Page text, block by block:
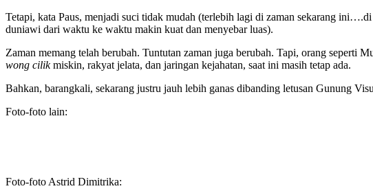
Tetapi, kata Paus, menjadi suci tidak mudah (terlebih lagi di zaman sekarang
duniawi dari waktu ke waktu makin kuat dan menyebar luas).
Zaman memang telah berubah. Tuntutan zaman juga berubah. Tapi, orang seperti
wong cilikmiskin, rakyat jelata, dan jaringan kejahatan, saat ini masih tetap ada.
Bahkan, barangkali, sekarang justru jauh lebih ganas dibanding letusan Gunung
Foto-foto lain:
Foto-foto Astrid Dimitrika: